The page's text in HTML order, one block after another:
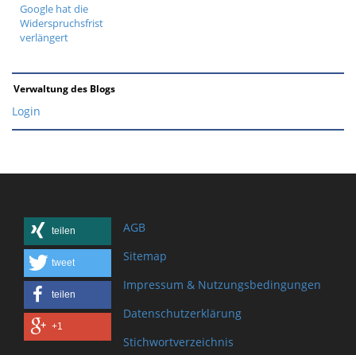
Google hat die
Widerspruchsfrist
verlängert
Verwaltung des Blogs
Login
teilen
tweet
teilen
+1
AGB
Sitemap
Impressum & Nutzungsbedingungen
Datenschutzerklärung
Stichwortverzeichnis